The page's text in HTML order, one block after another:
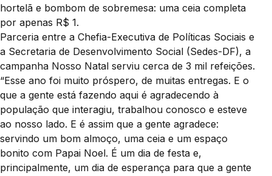
hortelã e bombom de sobremesa: uma ceia completa
por apenas R$ 1.
Parceria entre a Chefia-Executiva de Políticas Sociais e
a Secretaria de Desenvolvimento Social (Sedes-DF), a
campanha Nosso Natal serviu cerca de 3 mil refeições.
“Esse ano foi muito próspero, de muitas entregas. E o
que a gente está fazendo aqui é agradecendo à
população que interagiu, trabalhou conosco e esteve
ao nosso lado. E é assim que a gente agradece:
servindo um bom almoço, uma ceia e um espaço
bonito com Papai Noel. É um dia de festa e,
principalmente, um dia de esperança para que a gente